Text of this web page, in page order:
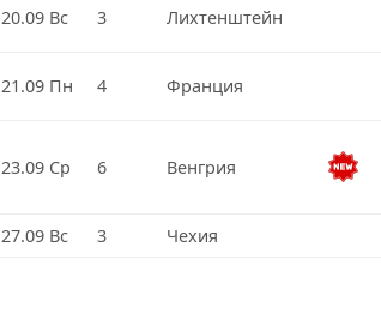
20.09 Вс 3 Лихтенштейн
21.09 Пн 4 Франция
23.09 Ср 6 Венгрия
27.09 Вс 3 Чехия